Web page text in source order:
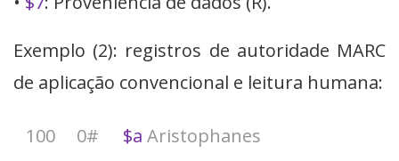
Exemplo (2): registros de autoridade MARC
de aplicação convencional e leitura humana:
100 0# $a Aristophanes